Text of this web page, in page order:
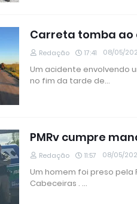
Carreta tomba ao
Redação 17:41 08/05/
Um acidente envolvendo
no fim da tarde de…
PMRv cumpre
Redação 11:57 08/05/
Um homem foi preso pela
Cabeceiras . …